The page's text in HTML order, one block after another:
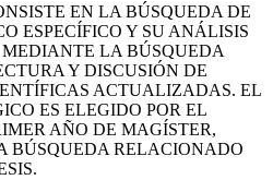
EN LA BÚSQUEDA DE
ESPECÍFICO Y SU ANÁLISIS
LA BÚSQUEDA
Y DISCUSIÓN DE
ACTUALIZADAS. EL
ES ELEGIDO POR EL
AÑO DE MAGÍSTER,
BÚSQUEDA RELACIONADO